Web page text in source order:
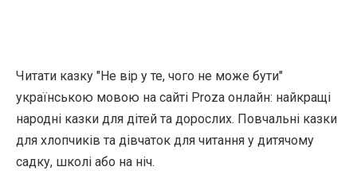
Читати казку "Не вір у те, чого не може бути"
українською мовою на сайті Proza онлайн: найкращі
народні казки для дітей та дорослих. Повчальні казки
для хлопчиків та дівчаток для читання у дитячому
садку, школі або на ніч.